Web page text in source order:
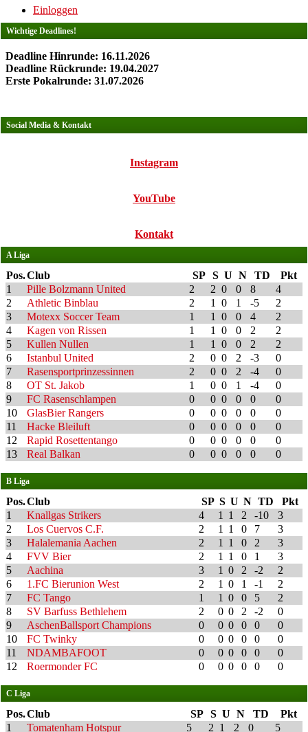
Einloggen
Wichtige Deadlines!
Deadline Hinrunde: 16.11.2026
Deadline Rückrunde: 19.04.2027
Erste Pokalrunde: 31.07.2026
Social Media & Kontakt
Instagram
YouTube
Kontakt
A Liga
Pos.Club SP S U N TD
Pkt
1
Pille Bolzmann United 2 2 0 0 8
4
2
Athletic Binblau 2 1 0 1 -5
2
3
Motexx Soccer Team 1 1 0 0 4
2
4
Kagen von Rissen 1 1 0 0 2
2
5
Kullen Nullen 1 1 0 0 2
2
6
Istanbul United 2 0 0 2 -3
0
7
Rasensportprinzessinnen 2 0 0 2 -4
0
8
OT St. Jakob 1 0 0 1 -4
0
9
FC Rasenschlampen 0 0 0 0 0
0
10
GlasBier Rangers 0 0 0 0 0
0
11
Hacke Bleiluft 0 0 0 0 0
0
12
Rapid Rosettentango 0 0 0 0 0
0
13
Real Balkan 0 0 0 0 0 0
B Liga
Pos.Club SP S U N TD
Pkt
1
Knallgas Strikers 4 1 1 2 -10
3
2
Los Cuervos C.F. 2 1 1 0 7
3
3
Halalemania Aachen 2 1 1 0 2
3
4
FVV Bier 2 1 1 0 1
3
5
Aachina 3 1 0 2 -2
2
6
1.FC Bierunion West 2 1 0 1 -1
2
7
FC Tango 1 1 0 0 5
2
8
SV Barfuss Bethlehem 2 0 0 2 -2
0
9
AschenBallsport Champions 0 0 0 0 0
0
10
FC Twinky 0 0 0 0 0
0
11
NDAMBAFOOT 0 0 0 0 0
0
12
Roermonder FC 0 0 0 0 0 0
C Liga
Pos.Club SP S U N TD
Pkt
1
Tomatenham Hotspur 5 2 1 2 0 5